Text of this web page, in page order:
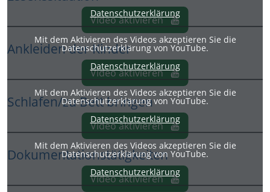
Video aktivieren
Datenschutzerklärung
Ankleiden der Kinder
Video aktivieren
Mit dem Aktivieren des Videos akzeptieren Sie die
Datenschutzerklärung von YouTube.
Datenschutzerklärung
Schlafen/zu Bett bringen
Video aktivieren
Mit dem Aktivieren des Videos akzeptieren Sie die
Datenschutzerklärung von YouTube.
Datenschutzerklärung
Dokumentationstätigkeiten
Video aktivieren
Mit dem Aktivieren des Videos akzeptieren Sie die
Datenschutzerklärung von YouTube.
Datenschutzerklärung